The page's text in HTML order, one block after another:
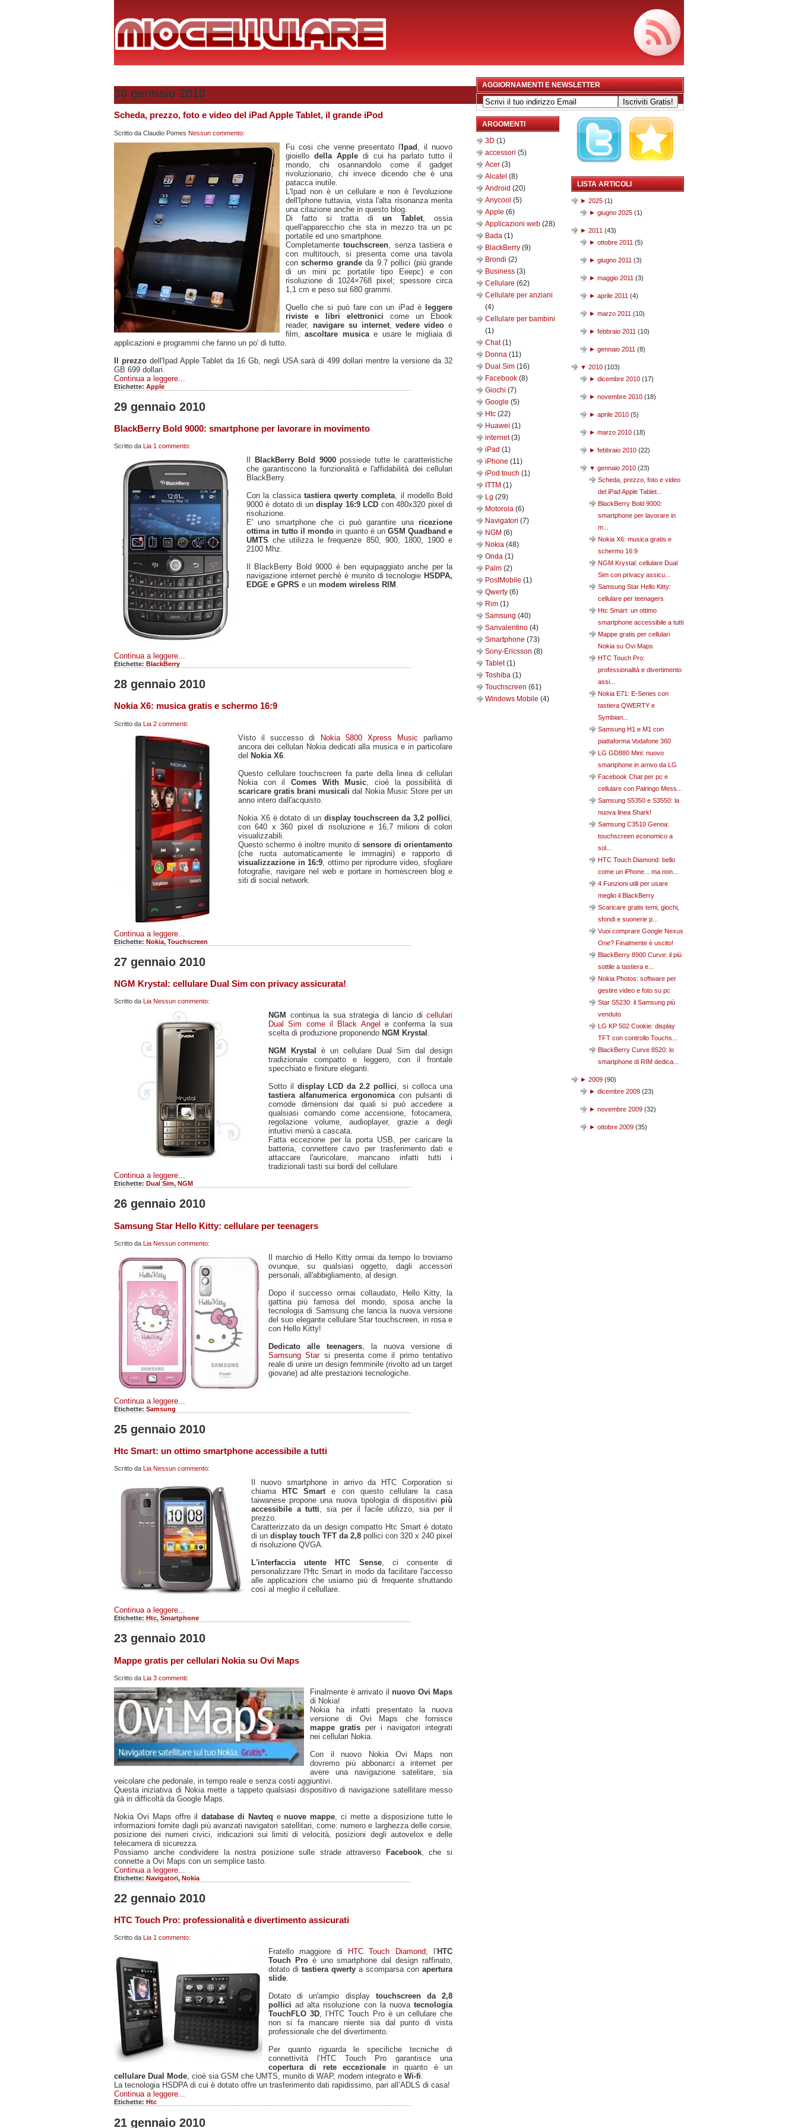
30 gennaio 2010
Scheda, prezzo, foto e video del iPad Apple Tablet, il grande iPod
Scritto da Claudio Pomes Nessun commento:
Fu cosi che venne presentato l'Ipad , il nuovo
gioiello della Appledi cui ha parlato tutto il
mondo, chi osannandolo come il gadget
rivoluzionario, chi invece dicendo che è una
patacca inutile.
L'Ipad non è un cellulare e non è l'evoluzione
dell'Iphone tuttavia, vista l'alta risonanza merita
una citazione anche in questo blog.
Di fatto si tratta di un Tablet , ossia
quell'apparecchio che sta in mezzo tra un pc
portatile ed uno smartphone.
Completamentetouchscreen , senza tastiera e
con multitouch, si presenta come una tavola
conschermo grandeda 9.7 pollici (più grande
di un mini pc portatile tipo Eeepc) e con
risoluzione di 1024×768 pixel; spessore circa
1,1 cm e peso sui 680 grammi.
Quello che si può fare con un iPad è leggere
riviste e libri elettronici come un Ebook
reader, navigare su internet,vedere video e
film,ascoltare musicae usare le migliaia di
applicazioni e programmi che fanno un po' di tutto.
Il prezzodell'Ipad Apple Tablet da 16 Gb, negli USA sarà di 499 dollari mentre la versione da 32
GB 699 dollari.
Continua a leggere...
Etichette: Apple
29 gennaio 2010
BlackBerry Bold 9000: smartphone per lavorare in movimento
Scritto da Lia 1 commento:
BlackBerry Bold 9000possiede tutte le caratteristiche
che garantiscono la funzionalità e l'affidabilità dei cellulari
BlackBerry.
Con la classica tastiera qwerty completa, il modello Bold
9000 è dotato di undisplay 16:9 LCD con 480x320 pixel di
risoluzione.
E' uno smartphone che ci può garantire una ricezione
ottima in tutto il mondoin quanto è un GSM Quadband e
UMTSche utilizza le frequenze 850, 900, 1800, 1900 e
2100 Mhz.
Il BlackBerry Bold 9000 è ben equipaggiato anche per la
navigazione internet perchè è munito di tecnologie HSDPA,
EDGE e GPRS e un modem wireless RIM .
Continua a leggere...
Etichette: BlackBerry
28 gennaio 2010
Nokia X6: musica gratis e schermo 16:9
Scritto da Lia 2 commenti:
Visto il successo di Nokia 5800 Xpress Music parliamo
ancora dei cellulari Nokia dedicati alla musica e in particolare
del Nokia X6
Questo cellulare touchscreen fa parte della linea di cellulari
Nokia con il Comes With Music , cioè la possibilità di
scaricare gratis brani musicali dal Nokia Music Store per un
anno intero dall'acquisto.
Nokia X6 è dotato di un display touchscreen da 3,2 pollici
con 640 x 360 pixel di risoluzione e 16,7 milioni di colori
visualizzabili.
Questo schermo è inoltre munito disensore di orientamento
(che ruota automaticamente le immagini) e rapporto di
visualizzazione in 16:9 , ottimo per riprodurre video, sfogliare
fotografie, navigare nel web e portare in homescreen blog e
siti di social network.
Continua a leggere...
Etichette: Nokia, Touchscreen
27 gennaio 2010
NGM Krystal: cellulare Dual Sim con privacy assicurata!
Scritto da Lia Nessun commento:
NGM continua la sua strategia di lancio di cellulari
Dual Sim come il Black Angel
e conferma la sua
scelta di produzione proponendo NGM Krystal .
NGM Krystal
è un cellulare Dual Sim dal design
tradizionale compatto e leggero, con il frontale
specchiato e finiture eleganti.
Sotto il display LCD da 2.2 pollici, si colloca una
tastiera alfanumerica ergonomicacon pulsanti di
comode dimensioni dai quali si può accedere a
qualsiasi comando come accensione, fotocamera,
regolazione volume, audioplayer, grazie a degli
intuitivi menù a cascata.
Fatta eccezione per la porta USB, per caricare la
batteria, connettere cavo per trasferimento dati e
attaccare l'auricolare, mancano infatti tutti i
tradizionali tasti sui bordi del cellulare.
Continua a leggere...
Etichette: Dual Sim, NGM
26 gennaio 2010
Samsung Star Hello Kitty: cellulare per teenagers
Scritto da Lia Nessun commento:
Il marchio di Hello Kitty ormai da tempo lo troviamo
ovunque, su qualsiasi oggetto, dagli accessori
personali, all'abbigliamento, al design.
Dopo il successo ormai collaudato, Hello Kitty, la
gattina più famosa del mondo, sposa anche la
tecnologia di Samsung che lancia la nuova versione
del suo elegante cellulare Star touchscreen, in rosa e
con Hello Kitty!
Dedicato alle teenagers , la nuova versione di
Samsung Starsi presenta come il primo tentativo
reale di unire un design femminile (rivolto ad un target
giovane) ad alte prestazioni tecnologiche.
Continua a leggere...
Etichette: Samsung
25 gennaio 2010
Htc Smart: un ottimo smartphone accessibile a tutti
Scritto da Lia Nessun commento:
Il nuovo smartphone in arrivo da HTC Corporation si
chiama
HTC Smarte con questo cellulare la casa
taiwanese propone una nuova tipologia di dispositivi più
accessibile a tutti, sia per il facile utilizzo, sia per il
prezzo.
Caratterizzato da un design compatto Htc Smart è dotato
di un display touch TFT da 2,8 pollici con 320 x 240 pixel
di risoluzione QVGA.
L'interfaccia utente HTC Sense, ci consente di
personalizzare l'Htc Smart in modo da facilitare l'accesso
alle applicazioni che usiamo più di frequente sfruttando
così al meglio il cellullare.
Continua a leggere...
Etichette: Htc, Smartphone
23 gennaio 2010
Mappe gratis per cellulari Nokia su Ovi Maps
Scritto da Lia 3 commenti:
Finalmente è arrivato il nuovo Ovi Maps
di Nokia!
Nokia ha infatti presentato la nuova
versione di Ovi Maps che fornisce
mappe gratis per i navigatori integrati
nei cellulari Nokia.
Con il nuovo Nokia Ovi Maps non
dovremo più abbonarci a internet per
avere una navigazione satelitare, sia
veicolare che pedonale, in tempo reale e senza costi aggiuntivi.
Questa iniziativa di Nokia mette a tappeto qualsiasi dispositivo di navigazione satellitare messo
già in difficoltà da Google Maps.
Nokia Ovi Maps offre il database di Navteq enuove mappe , ci mette a disposizione tutte le
informazioni fornite dagli più avanzati navigatori satellitari, come: numero e larghezza delle corsie,
posizione dei numeri civici, indicazioni sui limiti di velocità, posizioni degli autovelox e delle
telecamera di sicurezza.
Possiamo anche condividere la nostra posizione sulle strade attraverso Facebook, che si
connette a Ovi Maps con un semplice tasto.
Continua a leggere...
Etichette: Navigatori, Nokia
22 gennaio 2010
HTC Touch Pro: professionalità e divertimento assicurati
Scritto da Lia 1 commento:
Fratello maggiore di HTC Touch Diamond, l’ HTC
Touch Pro è uno smartphone dal design raffinato,
dotato di tastiera qwerty a scomparsa con apertura
slide.
Dotato di un'ampio display touchscreen da 2,8
polliciad alta risoluzione con la nuovatecnologia
TouchFLO 3D, l’HTC Touch Pro è un cellulare che
non si fa mancare niente sia dal punto di vista
professionale che del divertimento.
Per quanto riguarda le specifiche tecniche di
connettività l’HTC Touch Pro garantisce una
copertura di rete eccezionale in quanto è un
cellulare Dual Mode, cioè sia GSM che UMTS, munito di WAP, modem integrato e Wi-fi.
La tecnologia HSDPA di cui è dotato offre un trasferimento dati rapidissimo, pari all’ADLS di casa!
Continua a leggere...
Etichette: Htc
21 gennaio 2010
AGGIORNAMENTI E NEWSLETTER
ARGOMENTI
3D (1)
accessori (5)
Acer (3)
Alcatel (8)
Android (20)
Anycool (5)
Apple (6)
Applicazioni web (28)
Bada (1)
BlackBerry (9)
Brondi (2)
Business (3)
Cellulare (62)
Cellulare per anziani
(4)
Cellulare per bambini
(1)
Chat(1)
Donna (11)
Dual Sim (16)
Facebook (8)
Giochi (7)
Google (5)
Htc (22)
Huawei (1)
internet(3)
iPad (1)
iPhone (11)
iPod touch (1)
ITTM (1)
Lg (29)
Motorola (6)
Navigatori (7)
NGM (6)
Nokia (48)
Onda (1)
Palm (2)
PostMobile (1)
Qwerty (6)
Rim (1)
Samsung (40)
Sanvalentino (4)
Smartphone (73)
Sony-Ericsson (8)
Tablet(1)
Toshiba (1)
Touchscreen (61)
Windows Mobile (4)
LISTA ARTICOLI
► 2025 (1)
► giugno 2025 (1)
► 2011 (43)
► ottobre 2011 (5)
► giugno 2011 (3)
► maggio 2011 (3)
► aprile 2011 (4)
► marzo 2011 (10)
► febbraio 2011 (10)
► gennaio 2011 (8)
▼ 2010 (103)
► dicembre 2010 (17)
► novembre 2010 (18)
► aprile 2010 (5)
► marzo 2010 (18)
► febbraio 2010 (22)
▼ gennaio 2010 (23)
Scheda, prezzo, foto e video
del iPad Apple Tablet...
BlackBerry Bold 9000:
smartphone per lavorare in
m...
Nokia X6: musica gratis e
schermo 16:9
NGM Krystal: cellulare Dual
Sim con privacy assicu...
Samsung Star Hello Kitty:
cellulare per teenagers
Htc Smart: un ottimo
smartphone accessibile a tutti
Mappe gratis per cellulari
Nokia su Ovi Maps
HTC Touch Pro:
professionalità e divertimento
assi...
Nokia E71: E-Series con
tastiera QWERTY e
Symbian...
Samsung H1 e M1 con
piattaforma Vodafone 360
LG GD880 Mini: nuovo
smartphone in arrivo da LG
Facebook Chat per pc e
cellulare con Palringo Mess...
Samsung S5350 e S3550: la
nuova linea Shark!
Samsung C3510 Genoa:
touchscreen economico a
sol...
HTC Touch Diamond: bello
come un iPhone... ma non...
4 Funzioni utili per usare
meglio il BlackBerry
Scaricare gratis temi, giochi,
sfondi e suonerie p...
Vuoi comprare Google Nexus
One? Finalmente è uscito!
BlackBerry 8900 Curve: il più
sottile a tastiera e...
Nokia Photos: software per
gestire video e foto su pc
Star S5230: il Samsung più
venduto
LG KP 502 Cookie: display
TFT con controllo Touchs...
BlackBerry Curve 8520: lo
smartphone di RIM dedica...
► 2009 (90)
► dicembre 2009 (23)
► novembre 2009 (32)
► ottobre 2009 (35)